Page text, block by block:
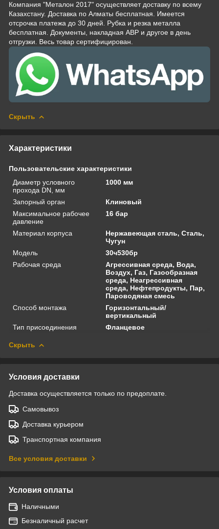
Компания "Металон 2017" осуществляет доставку по всему
Казахстану. Доставка по Алматы бесплатная. Имеется
отсрочка платежа до 30 дней. Рубка и резка металла
бесплатная. Документы, накладная АВР и другое в день
отгрузки. Весь товар сертифицирован.
Скрыть
Характеристики
Пользовательские характеристики
Диаметр условного
прохода DN, мм
1000 мм
Запорный орган
Клиновый
Максимальное рабочее
давление
16 бар
Материал корпуса
Нержавеющая сталь, Сталь,
Чугун
Модель
30ч530бр
Рабочая среда
Агрессивная среда, Вода,
Воздух, Газ, Газообразная
среда, Неагрессивная
среда, Нефтепродукты, Пар,
Пароводяная смесь
Способ монтажа
Горизонтальный/
вертикальный
Тип присоединения
Фланцевое
Скрыть
Условия доставки
Доставка осуществляется только по предоплате.
Самовывоз
Доставка курьером
Транспортная компания
Все условия доставки
Условия оплаты
Наличными
Безналичный расчет